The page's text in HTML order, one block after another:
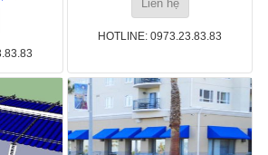
Liên hệ
HOTLINE: 0973.23.83.83